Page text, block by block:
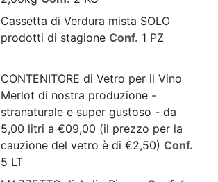
Cassetta di Verdura mista SOLO
prodotti di stagione Conf. 1 PZ
CONTENITORE di Vetro per il Vino
Merlot di nostra produzione -
stranaturale e super gustoso - da
5,00 litri a €09,00 (il prezzo per la
cauzione del vetro è di €2,50) Conf.
5 LT